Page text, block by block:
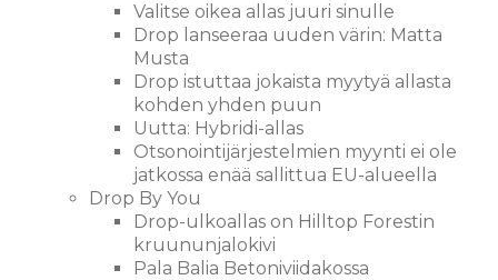
Valitse oikea allas juuri sinulle
Drop lanseeraa uuden värin: Matta
Musta
Drop istuttaa jokaista myytyä allasta
kohden yhden puun
Uutta: Hybridi-allas
Otsonointijärjestelmien myynti ei ole
jatkossa enää sallittua EU-alueella
Drop By You
Drop-ulkoallas on Hilltop Forestin
kruununjalokivi
Pala Balia Betoniviidakossa